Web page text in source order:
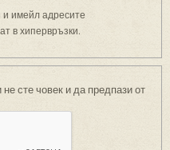
имейл адресите
в хипервръзки.
сте човек и да предпази от